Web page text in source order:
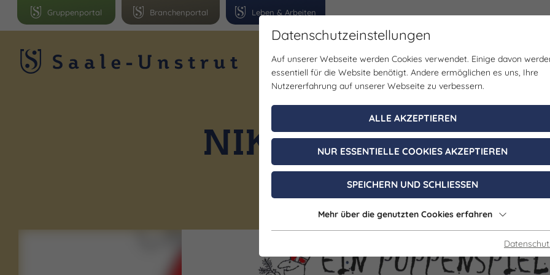
Leben & Arbeiten
Branchenportal
Gruppenportal
Region Erlebnisse Veranstaltungen Planen
Bühne/Theater
NIKOLAUS-
05. Dezember 2026, 17:00 - 17:30 Uhr
Datenschutzeinstellungen
Auf unserer Webseite werden Cookies verwendet. Einige davon
essentiell für die Website benötigt. Andere ermöglichen es uns, Ihre
Nutzererfahrung auf unserer Webseite zu verbessern.
ALLE AKZEPTIEREN
NUR ESSENTIELLE COOKIES AKZEPTIEREN
SPEICHERN UND SCHLIESSEN
Mehr über die genutzten Cookies erfahren